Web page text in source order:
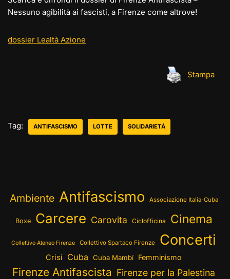
Nessuno agibilità ai fascisti, a Firenze come altrove!
dossier Lealtà Azione
Stampa
Tag: ANTIFASCISMO LOTTE SOLIDARIETÀ
Ambiente Antifascismo Associazione Italia-Cuba
Boxe Carcere Carovita Ciclofficina Cinema
Collettivo Ateneo Firenze Collettivo Spartaco Firenze Concerti
Crisi Cuba Cuba Mambí Femminismo
Firenze Antifascista Firenze per la Palestina